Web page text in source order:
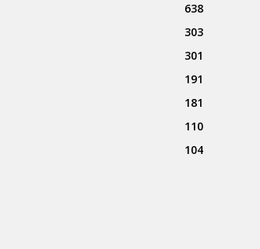
638
303
301
191
181
110
104